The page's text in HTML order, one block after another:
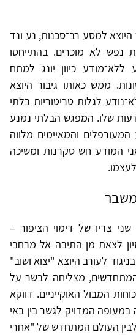
היוצא למסע רב־סכנות, נע ונד
נפש לא מוכרים. בהתייחסו
ללא־מודע כיוון יונג למתח
ממש כאותו גיבור היוצא
לגלות טריטוריות בלתי
שלו. המפגש הבלתי נמנע
והמאיימים מלווה
המודע חש סקרנות ומשיכה
צדיו של דימוי הציפור –
לצאת מן התיבה אל מרחבי
לעורב היוצא "יצוא ושוב"
מצליחה לבשר על
המבול האוקייניים. דווקא
במעופה המדויק לגשר בין באי
העולם המתחדש של "אחרי